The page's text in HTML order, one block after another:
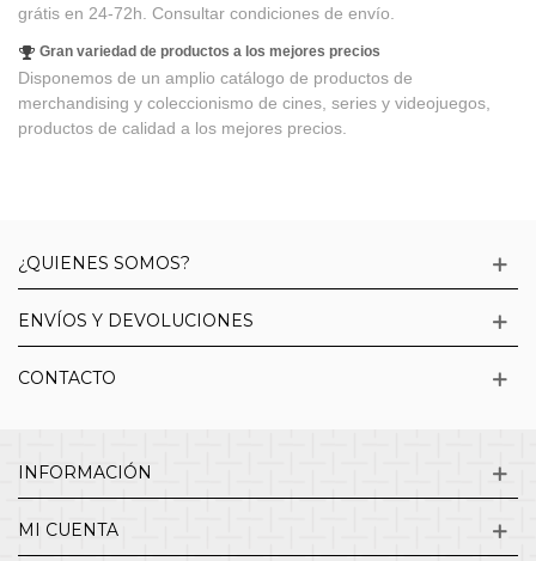
grátis en 24-72h. Consultar condiciones de envío.
Gran variedad de productos a los mejores precios
Disponemos de un amplio catálogo de productos de
merchandising y coleccionismo de cines, series y videojuegos,
productos de calidad a los mejores precios.
¿QUIENES SOMOS?
ENVÍOS Y DEVOLUCIONES
CONTACTO
INFORMACIÓN
MI CUENTA